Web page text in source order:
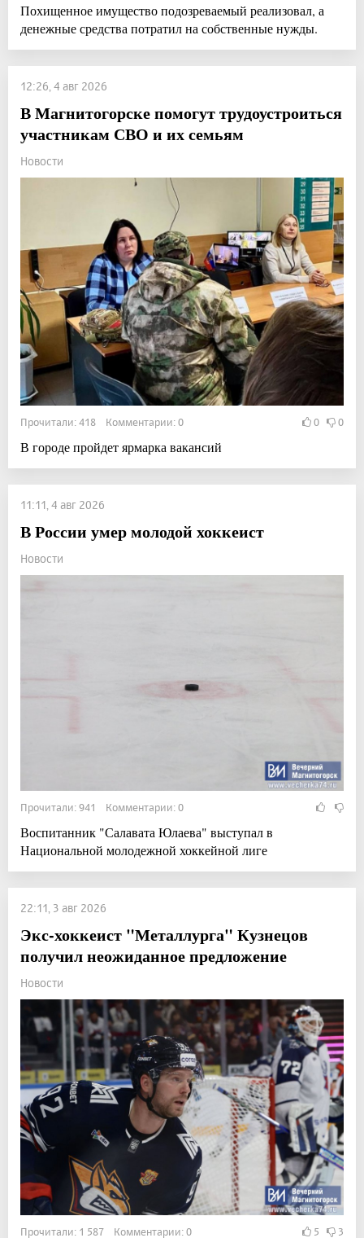
Похищенное имущество подозреваемый реализовал, а
денежные средства потратил на собственные нужды.
12:26, 4 авг 2026
В Магнитогорске помогут трудоустроиться
участникам СВО и их семьям
Новости
Прочитали: 418 Комментарии: 0 0 0
В городе пройдет ярмарка вакансий
11:11, 4 авг 2026
В России умер молодой хоккеист
Новости
Прочитали: 941 Комментарии: 0
Воспитанник "Салавата Юлаева" выступал в
Национальной молодежной хоккейной лиге
22:11, 3 авг 2026
Экс-хоккеист "Металлурга" Кузнецов
получил неожиданное предложение
Новости
Прочитали: 1 587 Комментарии: 0 5 3